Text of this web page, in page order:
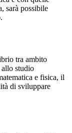
sarà possibile
tra ambito
studio
e fisica, il
di sviluppare